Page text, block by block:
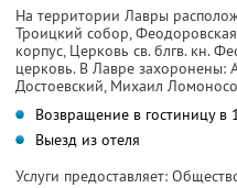
На территории Лавры
Троицкий собор,
корпус, Церковь св. блгв. кн.
церковь. В Лавре захоронены:
Достоевский, Михаил
Возвращение в гостиницу в
Выезд из отеля
Услуги предоставляет: